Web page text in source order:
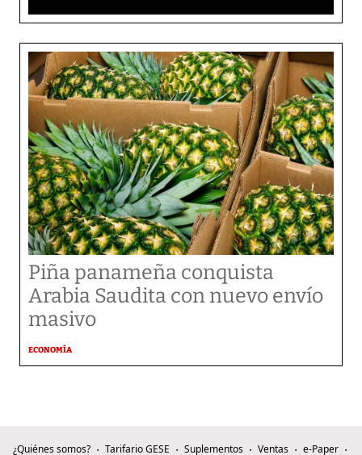
Piña panameña conquista
Arabia Saudita con nuevo envío
masivo
ECONOMÍA
¿Quiénes somos? Tarifario GESE Suplementos Ventas
e-Paper